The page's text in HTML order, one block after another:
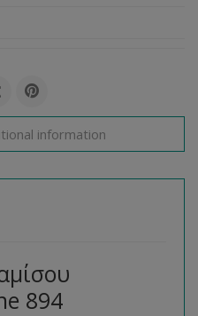
information
894